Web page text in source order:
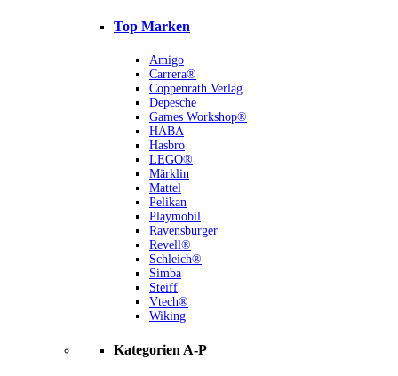
Top Marken
Amigo
Carrera®
Coppenrath Verlag
Depesche
Games Workshop®
HABA
Hasbro
LEGO®
Märklin
Mattel
Pelikan
Playmobil
Ravensburger
Revell®
Schleich®
Simba
Steiff
Vtech®
Wiking
Kategorien A-P